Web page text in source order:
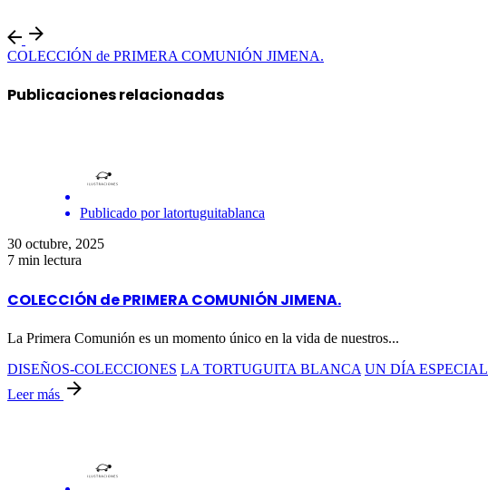
COLECCIÓN de PRIMERA COMUNIÓN JIMENA.
Publicaciones relacionadas
Publicado por latortuguitablanca
30 octubre, 2025
7 min lectura
COLECCIÓN de PRIMERA COMUNIÓN JIMENA.
La Primera Comunión es un momento único en la vida de nuestros...
DISEÑOS-COLECCIONES LA TORTUGUITA BLANCA UN DÍA ESPECIAL
Leer más